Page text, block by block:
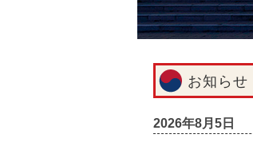
お知らせ
2026年8月5日